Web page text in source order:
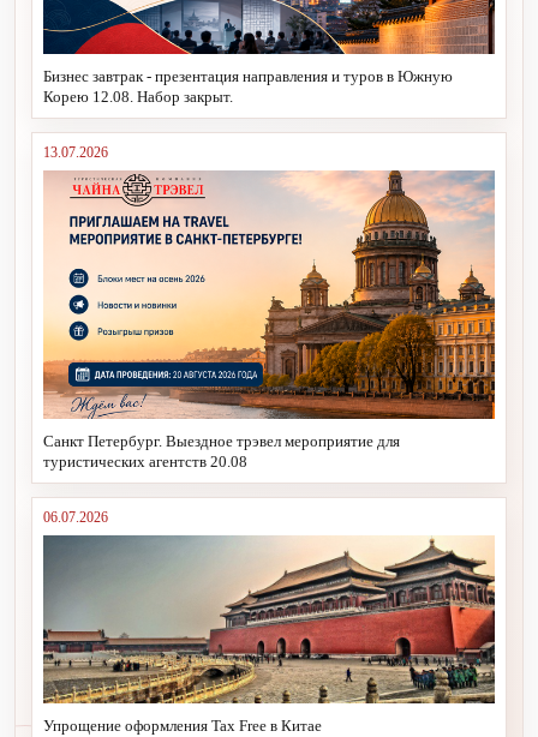
Бизнес завтрак - презентация направления и туров в Южную
Корею 12.08. Набор закрыт.
13.07.2026
Санкт Петербург. Выездное трэвел мероприятие для
туристических агентств 20.08
06.07.2026
Упрощение оформления Tax Free в Китае